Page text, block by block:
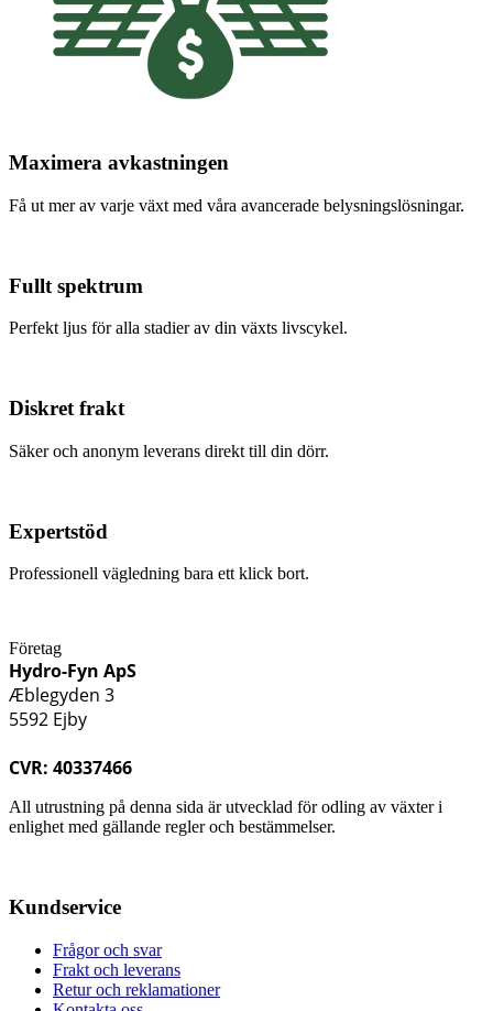
Maximera avkastningen
Få ut mer av varje växt med våra avancerade belysningslösningar.
Fullt spektrum
Perfekt ljus för alla stadier av din växts livscykel.
Diskret frakt
Säker och anonym leverans direkt till din dörr.
Expertstöd
Professionell vägledning bara ett klick bort.
Företag
Hydro-Fyn ApS
Æblegyden 3
5592 Ejby
CVR: 40337466
All utrustning på denna sida är utvecklad för odling av växter i
enlighet med gällande regler och bestämmelser.
Kundservice
Frågor och svar
Frakt och leverans
Retur och reklamationer